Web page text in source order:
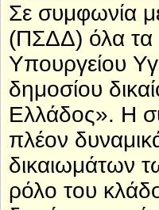
Σε συμφωνία
(ΠΣΔΔ) όλα τα
Υπουργείου
δημοσίου
Ελλάδος». Η
πλέον
δικαιωμάτων
ρόλο του